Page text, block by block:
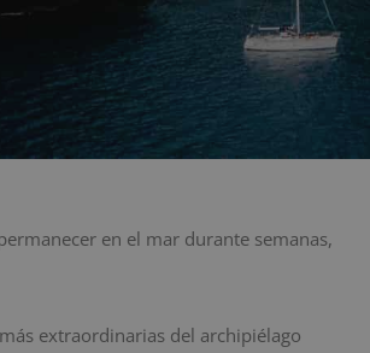
en el mar durante semanas,
extraordinarias del archipiélago